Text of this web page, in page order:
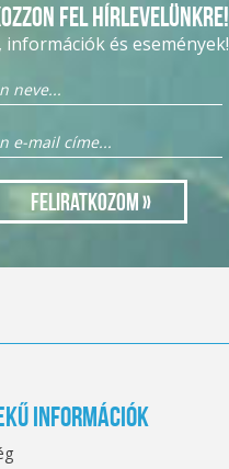
fel hírlevelünkre!
információk és események!
információk